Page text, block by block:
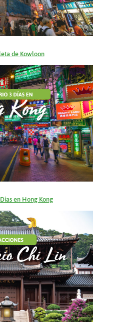
de Kowloon
en Hong Kong